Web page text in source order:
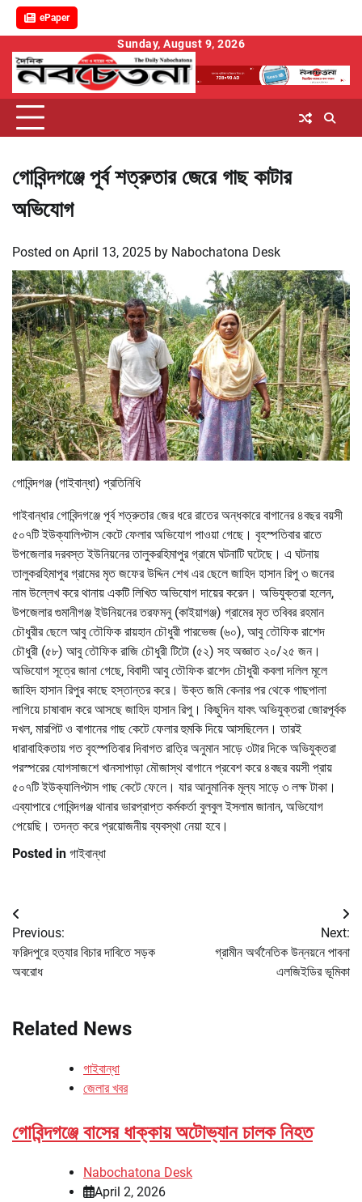
ePaper
content
Sunday, August 9, 2026
গোবিন্দগঞ্জে পূর্ব শত্রুতার জেরে গাছ কাটার
অভিযোগ
Posted on April 13, 2025 by Nabochatona Desk
গোবিন্দগঞ্জ (গাইবান্ধা) প্রতিনিধি
গাইবান্ধার গোবিন্দগঞ্জে পূর্ব শত্রুতার জের ধরে রাতের অন্ধকারে বাগানের ৪বছর বয়সী
৫০৭টি ইউক্যালিপ্টাস কেটে ফেলার অভিযোগ পাওয়া গেছে। বৃহস্পতিবার রাতে
উপজেলার দরবস্ত ইউনিয়নের তালুকরহিমাপুর গ্রামে ঘটনাটি ঘটেছে। এ ঘটনায়
তালুকরহিমাপুর গ্রামের মৃত জফের উদ্দিন শেখ এর ছেলে জাহিদ হাসান রিপু ৩ জনের
নাম উল্লেখ করে থানায় একটি লিখিত অভিযোগ দায়ের করেন। অভিযুক্তরা হলেন,
উপজেলার গুমানীগঞ্জ ইউনিয়নের তরফমনু (কাইয়াগঞ্জ) গ্রামের মৃত তবিবর রহমান
চৌধুরীর ছেলে আবু তৌফিক রায়হান চৌধুরী পারভেজ (৬০), আবু তৌফিক রাশেদ
চৌধুরী (৫৮) আবু তৌফিক রাজি চৌধুরী টিটো (৫২) সহ অজ্ঞাত ২০/২৫ জন।
অভিযোগ সূত্রে জানা গেছে, বিবাদী আবু তৌফিক রাশেদ চৌধুরী কবলা দলিল মূলে
জাহিদ হাসান রিপুর কাছে হস্তান্তর করে। উক্ত জমি কেনার পর থেকে গাছপালা
লাগিয়ে চাষাবাদ করে আসছে জাহিদ হাসান রিপু। কিছুদিন যাবৎ অভিযুক্তরা জোরপূর্বক
দখল, মারপিট ও বাগানের গাছ কেটে ফেলার হুমকি দিয়ে আসছিলেন। তারই
ধারাবাহিকতায় গত বৃহস্পতিবার দিবাগত রাত্রি অনুমান সাড়ে ৩টার দিকে অভিযুক্তরা
পরস্পরের যোগসাজশে খানসাপাড়া মৌজাস্থ বাগানে প্রবেশ করে ৪বছর বয়সী প্রায়
৫০৭টি ইউক্যালিপ্টাস গাছ কেটে ফেলে। যার আনুমানিক মূল্য সাড়ে ৩ লক্ষ টাকা।
এব্যাপারে গোবিন্দগঞ্জ থানার ভারপ্রাপ্ত কর্মকর্তা বুলবুল ইসলাম জানান, অভিযোগ
পেয়েছি। তদন্ত করে প্রয়োজনীয় ব্যবস্থা নেয়া হবে।
Posted in গাইবান্ধা
Post
navigation
Previous:
ফরিদপুরে হত্যার বিচার দাবিতে সড়ক
অবরোধ
Next:
গ্রামীন অর্থনৈতিক উন্নয়নে পাবনা
এলজিইডির ভূমিকা
Related News
গাইবান্ধা
জেলার খবর
গোবিন্দগঞ্জে বাসের ধাক্কায় অটোভ্যান চালক নিহত
Nabochatona Desk
April 2, 2026